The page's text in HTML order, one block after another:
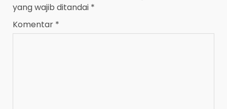
yang wajib ditandai *
Komentar *